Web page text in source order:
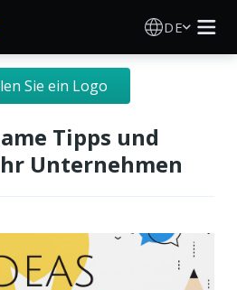
DE
Sie ein Logo
Tipps und
Unternehmen